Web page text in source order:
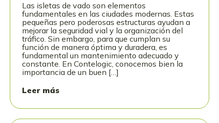
Las isletas de vado son elementos
fundamentales en las ciudades modernas. Estas
pequeñas pero poderosas estructuras ayudan a
mejorar la seguridad vial y la organización del
tráfico. Sin embargo, para que cumplan su
función de manera óptima y duradera, es
fundamental un mantenimiento adecuado y
constante. En Contelogic, conocemos bien la
importancia de un buen […]
Leer más